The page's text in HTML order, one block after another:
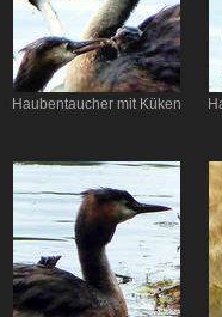
Haubentaucher mit Küken